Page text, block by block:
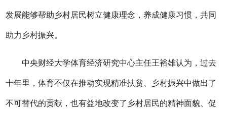
发展能够帮助乡村居民树立健康理念，养成健康习惯，共同
助力乡村振兴。
中央财经大学体育经济研究中心主任王裕雄认为，过去
十年里，体育不仅在推动实现精准扶贫、乡村振兴中做出了
不可替代的贡献，也有益地改变了乡村居民的精神面貌、促